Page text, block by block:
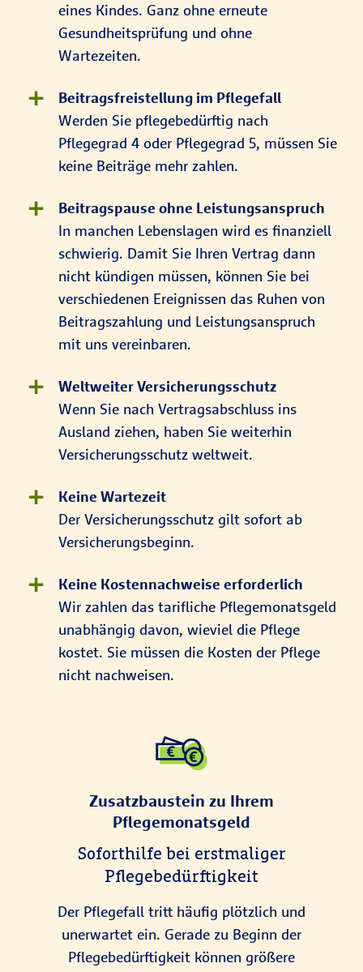
eines Kindes. Ganz ohne erneute
Gesundheitsprüfung und ohne
Wartezeiten.
Beitragsfreistellung im Pflegefall
Werden Sie pflegebedürftig nach
Pflegegrad 4 oder Pflegegrad 5, müssen Sie
keine Beiträge mehr zahlen.
Beitragspause ohne Leistungsanspruch
In manchen Lebenslagen wird es finanziell
schwierig. Damit Sie Ihren Vertrag dann
nicht kündigen müssen, können Sie bei
verschiedenen Ereignissen das Ruhen von
Beitragszahlung und Leistungsanspruch
mit uns vereinbaren.
Weltweiter Versicherungsschutz
Wenn Sie nach Vertragsabschluss ins
Ausland ziehen, haben Sie weiterhin
Versicherungsschutz weltweit.
Keine Wartezeit
Der Versicherungsschutz gilt sofort ab
Versicherungsbeginn.
Keine Kostennachweise erforderlich
Wir zahlen das tarifliche Pflegemonatsgeld
unabhängig davon, wieviel die Pflege
kostet. Sie müssen die Kosten der Pflege
nicht nachweisen.
Zusatzbaustein zu Ihrem
Pflegemonatsgeld
Soforthilfe bei erstmaliger
Pflegebedürftigkeit
Der Pflegefall tritt häufig plötzlich und
unerwartet ein. Gerade zu Beginn der
Pflegebedürftigkeit können größere